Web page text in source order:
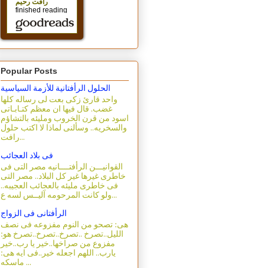
Popular Posts
الحلول الرأفتانية للأزمة السياسية
واحد قارئ زكى بعت لى رساله كلها
غضب. قال فيها ان معظم كتـابـاتى
اسود من قرن الخروب ومليئه بالتشاؤم
والسخريه.. وسألنى لماذا لا اكتب حلول
رافت...
فى بلاد العجائب
القوانيـــن الرأفتــــانيه مصر التى فى
خاطرى غيرها غير كل البلاد.. مصر التى
فى خاطرى مليئه بالعجائب العجيبه..
ولو كانت المرحومه آليــس لسه ع...
الرأفتانى فى الزواج
هى: تصحو من النوم مفزوعه فى نصف
الليل..تصرخ ..تصرخ..تصرخ..تصرخ هو:
مفزوع من صراخها..خير يا رب..خير
يارب.. اللهم اجعله خير..فى ايه هى:
ماسكه ...